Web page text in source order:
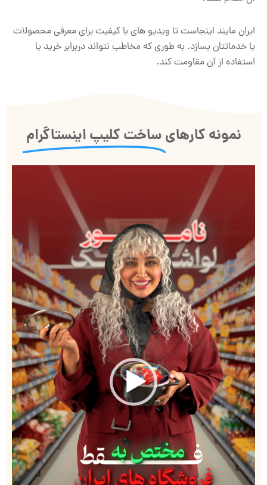
ایران مایند اینجاست تا ویدیو های با کیفیت برای معرفی محصولات
یا خدماتتان بسازد. به طوری که مخاطب نتواند دربرابر خرید یا
استفاده از آن مقاومت کند.
نمونه کارهایساخت کلیپ اینستاگرام